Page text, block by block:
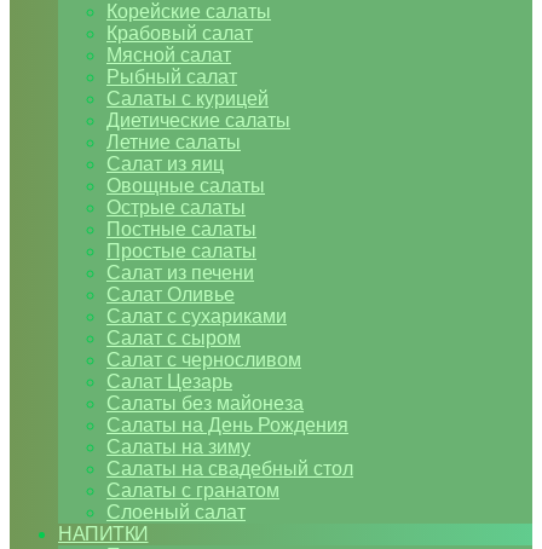
Корейские салаты
Крабовый салат
Мясной салат
Рыбный салат
Салаты с курицей
Диетические салаты
Летние салаты
Салат из яиц
Овощные салаты
Острые салаты
Постные салаты
Простые салаты
Салат из печени
Салат Оливье
Салат с сухариками
Салат с сыром
Салат с черносливом
Салат Цезарь
Салаты без майонеза
Салаты на День Рождения
Салаты на зиму
Салаты на свадебный стол
Салаты с гранатом
Слоеный салат
НАПИТКИ